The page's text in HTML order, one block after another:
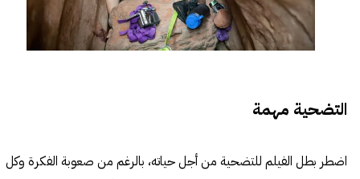
التضحية مهمة
اضطر بطل الفيلم للتضحية من أجل حياته، بالرغم من صعوبة الفكرة وكل